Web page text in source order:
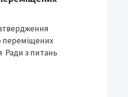
переміщених
Ради з питань